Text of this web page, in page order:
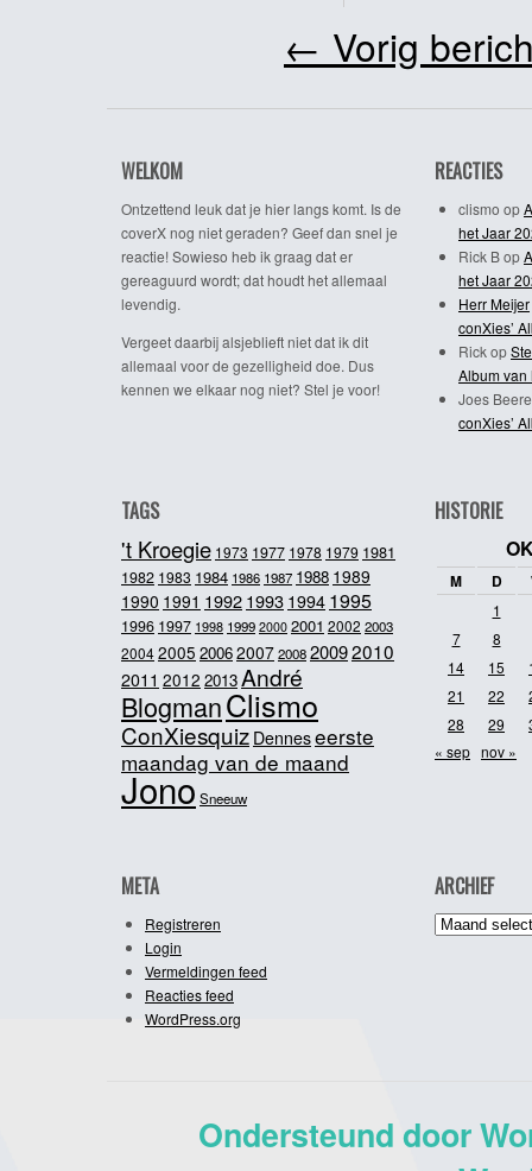
← Vorig
WELKOM
Ontzettend leuk dat je hier langs komt. Is de
coverX nog niet geraden? Geef dan snel je
reactie! Sowieso heb ik graag dat er
gereaguurd wordt; dat houdt het allemaal
levendig.
Vergeet daarbij alsjeblieft niet dat ik dit
allemaal voor de gezelligheid doe. Dus
kennen we elkaar nog niet? Stel je voor!
REACTIES
clismo op
het Jaar
Rick Bop
het Jaar
Herr Meijer
conXies’
Rickop
Album van
Joes
conXies’
TAGS
't Kroegie 1973 1977 1978 1979 1981
1982 1983 1984 1986 1987 1988 1989
1990 1991 19921993 1994 1995
1996 1997 1998 1999 2000 2001 2002 2003
20042005 20062007200820092010
2011 2012 2013André
BlogmanClismo
ConXiesquiz Denneseerste
maandag van de maand
JonoSneeuw
HISTORIE
M D
1
7
8
14
15
21
22
28
29
« sep nov »
META
Registreren
Login
Vermeldingen feed
Reacties feed
WordPress.org
ARCHIEF
Archief
Ondersteund door